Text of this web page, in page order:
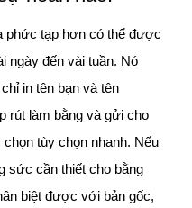
phức tạp hơn có thể được
ngày đến vài tuần. Nó
in tên bạn và tên
rút làm bằng và gửi cho
tùy chọn nhanh. Nếu
sức cần thiết cho bằng
biệt được với bản gốc,